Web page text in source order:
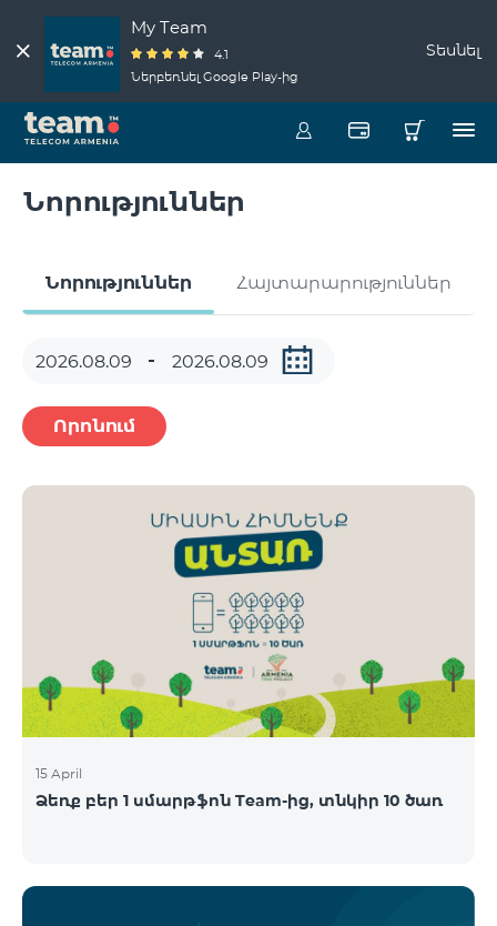
My Team
4.1
Ներբեռնել Google Play-ից
Տեսնել
Նորություններ
Նորություններ Հայտարարություններ
Որոնում
15 April
Ձեռք բեր 1 սմարթֆոն Team-ից, տնկիր 10 ծառ